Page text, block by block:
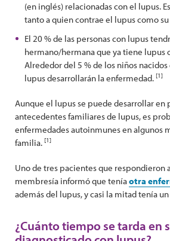
(en inglés) relacionadas con el lupus.
tanto a quien contrae el lupus como
El 20 % de las personas con lupus
hermano/hermana que ya tiene lupus
Alrededor del 5 % de los niños
lupus desarrollarán la enfermedad. [1]
Aunque el lupus se puede desarrollar en
antecedentes familiares de lupus, es
enfermedades autoinmunes en algunos
familia. [1]
Uno de tres pacientes que respondieron
membresía informó que teníaotra
además del lupus, y casi la mitad tenía
¿Cuánto tiempo se tarda en